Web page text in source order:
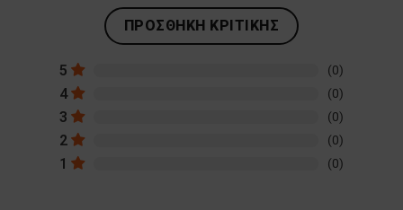
ΠΡΟΣΘΉΚΗ ΚΡΙΤΙΚΉΣ
5 (0)
4 (0)
3 (0)
2 (0)
1 (0)